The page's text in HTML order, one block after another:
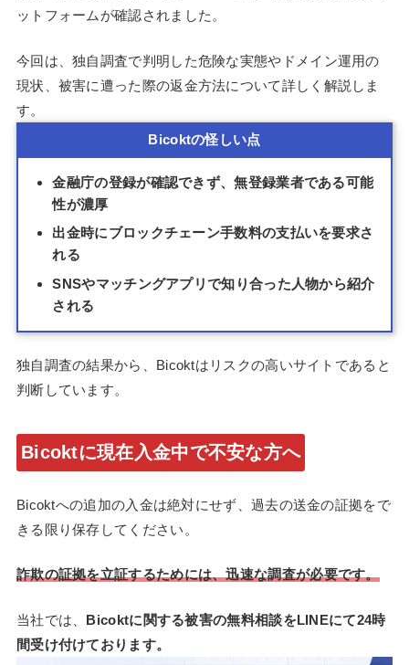
ットフォームが確認されました。
今回は、独自調査で判明した危険な実態やドメイン運用の
現状、被害に遭った際の返金方法について詳しく解説しま
す。
Bicoktの怪しい点
金融庁の登録が確認できず、無登録業者である可能
性が濃厚
出金時にブロックチェーン手数料の支払いを要求さ
れる
SNSやマッチングアプリで知り合った人物から紹介
される
独自調査の結果から、Bicoktはリスクの高いサイトであると
判断しています。
Bicoktに現在入金中で不安な方へ
Bicoktへの追加の入金は絶対にせず、過去の送金の証拠をで
きる限り保存してください。
詐欺の証拠を立証するためには、迅速な調査が必要です。
当社では、 Bicoktに関する被害の無料相談をLINEにて24時
間受け付けております。